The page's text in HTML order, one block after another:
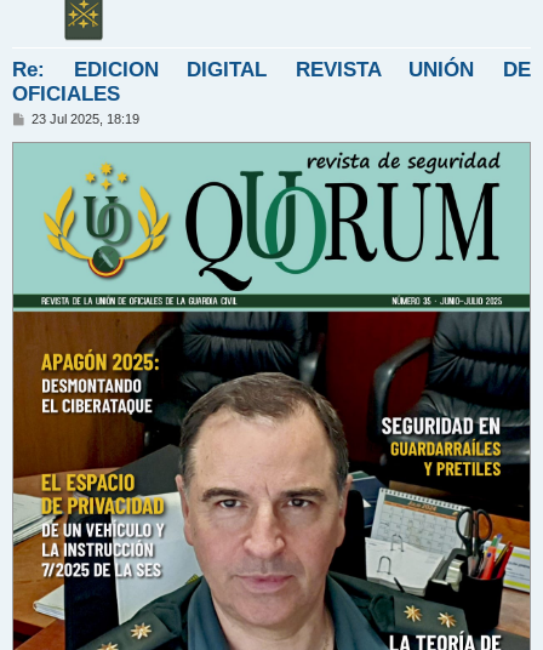
Re: EDICION DIGITAL REVISTA UNIÓN DE
OFICIALES
M
23 Jul 2025, 18:19